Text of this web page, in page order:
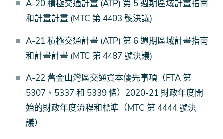
A-20 積極交通計畫 (ATP) 第 5 週期區域計畫指南
和計畫計畫 (MTC 第 4403 號決議)
A-21 積極交通計畫 (ATP) 第 6 週期區域計畫指南
和計畫計畫 (MTC 第 4487 號決議)
A-22 舊金山灣區交通資本優先事項（FTA 第
5307、5337 和 5339 條）2020-21 財政年度開
始的財政年度流程和標準（MTC 第 4444 號決
議）